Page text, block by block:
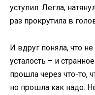
уступил. Легла,
раз прокрутила в
И вдруг поняла, что
усталость – и
прошла через что-то,
но прошла как надо.